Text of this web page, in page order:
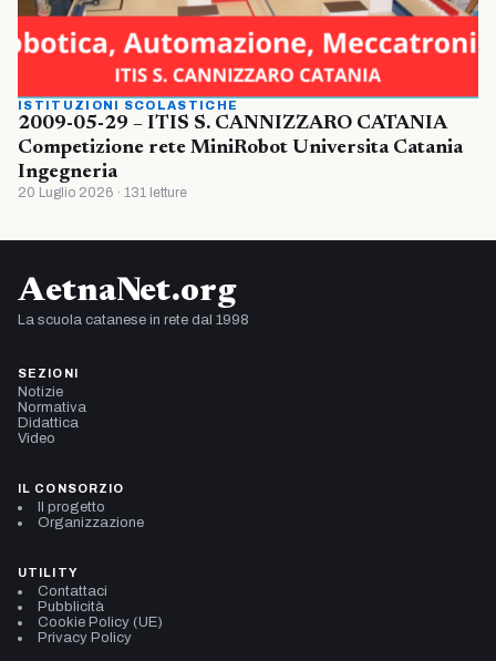
ISTITUZIONI SCOLASTICHE
2009-05-29 – ITIS S. CANNIZZARO CATANIA
Competizione rete MiniRobot Universita Catania
Ingegneria
20 Luglio 2026 · 131 letture
AetnaNet.org
La scuola catanese in rete dal 1998
SEZIONI
Notizie
Normativa
Didattica
Video
IL CONSORZIO
Il progetto
Organizzazione
UTILITY
Contattaci
Pubblicità
Cookie Policy (UE)
Privacy Policy